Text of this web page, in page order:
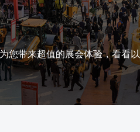
您带来超值的展会体验，看看